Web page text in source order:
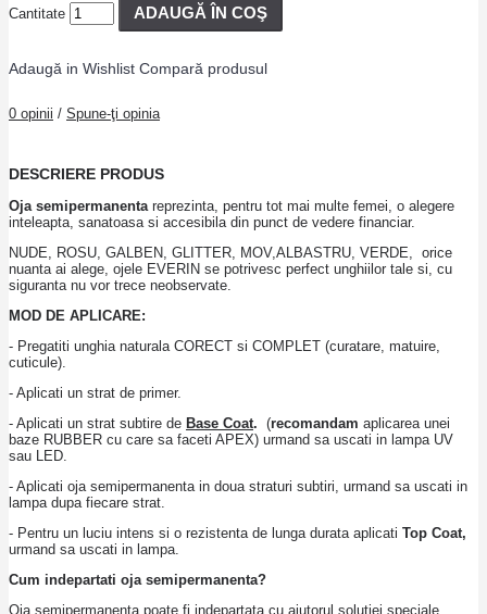
Cantitate ADAUGĂ ÎN COŞ
Adaugă in Wishlist Compară produsul
0 opinii / Spune-ţi opinia
DESCRIERE PRODUS
Oja semipermanenta reprezinta, pentru tot mai multe femei, o alegere
inteleapta, sanatoasa si accesibila din punct de vedere financiar.
NUDE, ROSU, GALBEN, GLITTER, MOV,ALBASTRU, VERDE, orice
nuanta ai alege, ojele EVERIN se potrivesc perfect unghiilor tale si, cu
siguranta nu vor trece neobservate.
MOD DE APLICARE:
- Pregatiti unghia naturala CORECT si COMPLET (curatare, matuire,
cuticule).
- Aplicati un strat de primer.
- Aplicati un strat subtire de Base Coat. (recomandam aplicarea unei
baze RUBBER cu care sa faceti APEX) urmand sa uscati in lampa UV
sau LED.
- Aplicati oja semipermanenta in doua straturi subtiri, urmand sa uscati in
lampa dupa fiecare strat.
- Pentru un luciu intens si o rezistenta de lunga durata aplicati Top Coat,
urmand sa uscati in lampa.
Cum indepartati oja semipermanenta?
Oja semipermanenta poate fi indepartata cu ajutorul solutiei speciale